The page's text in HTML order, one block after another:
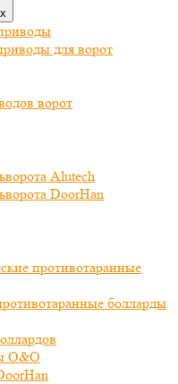
для ворот
ворот
Alutech
DoorHan
противотаранные
болларды
O&O